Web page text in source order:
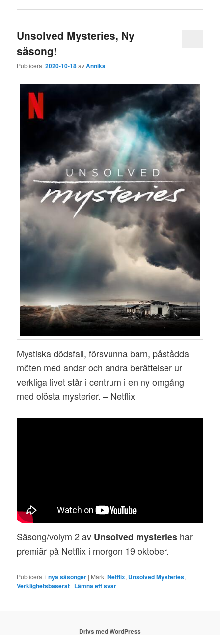
Unsolved Mysteries, Ny
säsong!
Publicerat2020-10-18avAnnika
Mystiska dödsfall, försvunna barn, påstådda
möten med andar och andra berättelser ur
verkliga livet står i centrum i en ny omgång
med olösta mysterier. – Netflix
Säsong/volym 2 av Unsolved mysteries har
premiär på Netflix i morgon 19 oktober.
Publicerat i nya säsonger | MärktNetflix, Unsolved Mysteries,
Verklighetsbaserat | Lämna ett svar
Drivs med WordPress